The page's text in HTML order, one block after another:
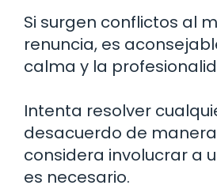
Si surgen conflictos al
renuncia, es
calma y la
Intenta resolver
desacuerdo de
considera involucrar a
es necesario.